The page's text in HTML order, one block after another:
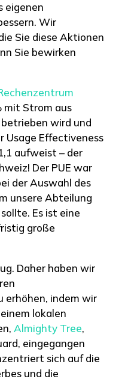
eigenen
Wir
Sie diese Aktionen
Sie bewirken
mit Strom aus
wird und
Usage Effectiveness
aufweist – der
Der PUE war
der Auswahl des
unsere Abteilung
Es ist eine
große
Daher haben wir
erhöhen, indem wir
lokalen
Almighty Tree,
eingegangen
sich auf die
und die